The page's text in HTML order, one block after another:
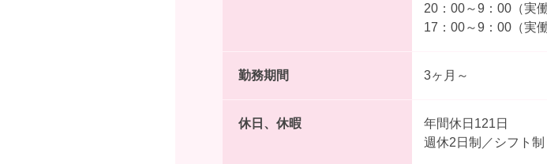
20：00～9：00（実
17：00～9：00（実
勤務期間 3ヶ月～
休日、休暇
年間休日121日
週休2日制／シフト制